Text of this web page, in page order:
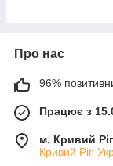
Про нас
96%
Працює з
м. Кривий Ріг
Кривий Ріг,